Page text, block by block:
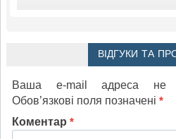
ВІДГУКИ ТА
Ваша e-mail адреса не
Обов’язкові поля позначені *
Коментар *